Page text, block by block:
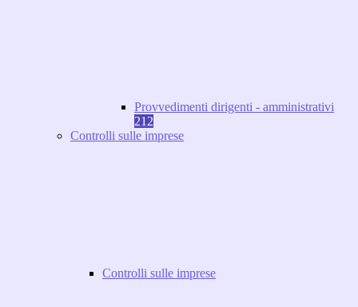
Provvedimenti dirigenti - amministrativi
212
Controlli sulle imprese
Controlli sulle imprese